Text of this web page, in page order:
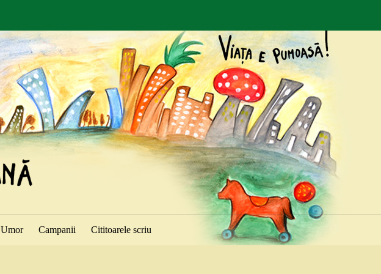
Umor Campanii Cititoarele scriu